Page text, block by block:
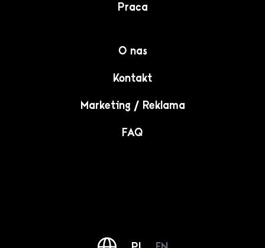
Praca
O nas
Kontakt
Marketing / Reklama
FAQ